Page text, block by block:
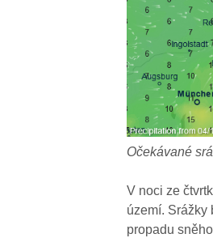
Očekávané
V noci ze
území. Srážky
propadu